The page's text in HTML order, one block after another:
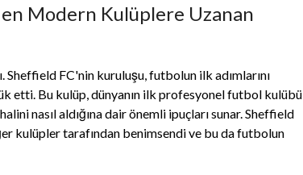
Modern Kulüplere Uzanan
Sheffield FC'nin kuruluşu, futbolun ilk adımlarını
etti. Bu kulüp, dünyanın ilk profesyonel futbol kulübü
nasıl aldığına dair önemli ipuçları sunar. Sheffield
kulüpler tarafından benimsendi ve bu da futbolun